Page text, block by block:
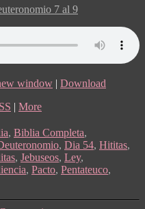
7 al 9
window | Download
| More
, Biblia Completa,
, Dia 54, Hititas,
, Jebuseos, Ley,
, Pacto, Pentateuco,